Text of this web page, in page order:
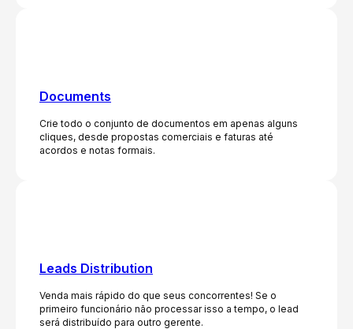
Documents
Crie todo o conjunto de documentos em apenas alguns
cliques, desde propostas comerciais e faturas até
acordos e notas formais.
Leads Distribution
Venda mais rápido do que seus concorrentes! Se o
primeiro funcionário não processar isso a tempo, o lead
será distribuído para outro gerente.